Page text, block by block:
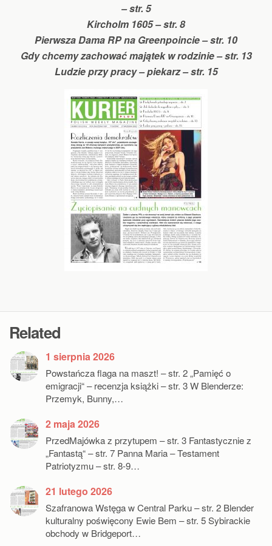
– str. 5
Kircholm 1605 – str. 8
Pierwsza Dama RP na Greenpoincie – str. 10
Gdy chcemy zachować majątek w rodzinie – str. 13
Ludzie przy pracy – piekarz – str. 15
Related
1 sierpnia 2026
Powstańcza flaga na maszt! – str. 2 „Pamięć o
emigracji“ – recenzja książki – str. 3 W Blenderze:
Przemyk, Bunny,…
2 maja 2026
PrzedMajówka z przytupem – str. 3 Fantastycznie z
„Fantastą“ – str. 7 Panna Maria – Testament
Patriotyzmu – str. 8-9…
21 lutego 2026
Szafranowa Wstęga w Central Parku – str. 2 Blender
kulturalny poświęcony Ewie Bem – str. 5 Sybirackie
obchody w Bridgeport…